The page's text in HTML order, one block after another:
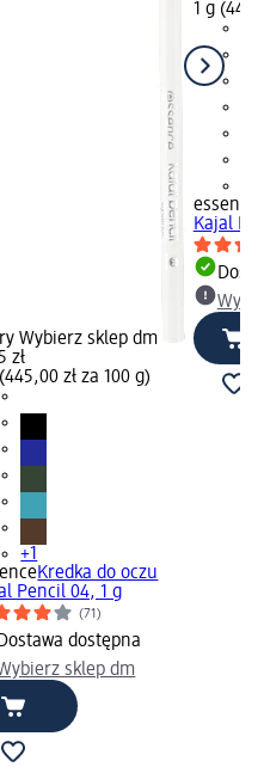
Wybierz sklep dm
zł
zł za 100 g)
+1
Kredka do oczu
Pencil 04, 1 g
(71)
Dostawa dostępna
sklep dm
1 g
essence
Kajal